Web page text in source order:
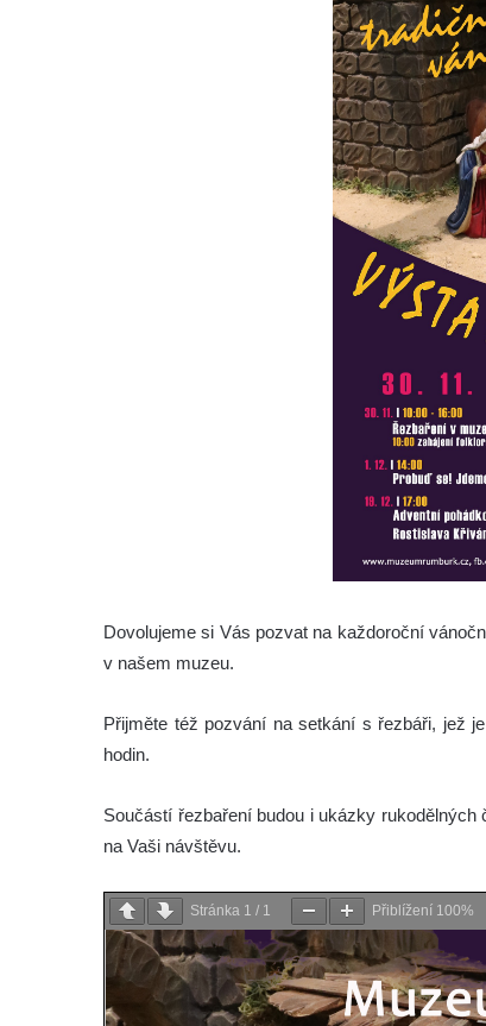
Dovolujeme si Vás pozvat na každoroční
v našem muzeu.
Přijměte též pozvání na setkání s řezbáři, jež
hodin.
Součástí řezbaření budou i ukázky
na Vaši návštěvu.
Stránka 1 / 1 Přiblížení 100%